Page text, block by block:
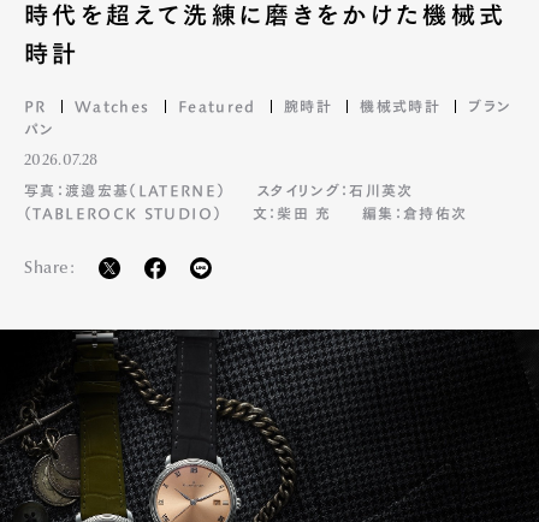
時代を超えて洗練に磨きをかけた機械式
時計
PR Watches Featured 腕時計 機械式時計
ブラン
パン
2026.07.28
写真：渡邉宏基（LATERNE）
スタイリング：石川英次
（TABLEROCK STUDIO）
文：柴田 充 編集：倉持佑次
Share: